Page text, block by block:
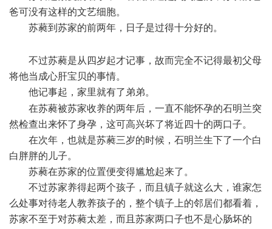
爸可没有这样的文艺细胞。
苏蕤到苏家的前两年，日子是过得十分好的。
不过苏蕤是从四岁起才记事，故而完全不记得最初父母
将他当成心肝宝贝的事情。
他记事起，家里就有了弟弟。
在苏蕤被苏家收养的两年后，一直不能怀孕的石明兰突
然检查出来怀了身孕，这可高兴坏了将近四十的两口子。
在次年，也就是苏蕤三岁的时候，石明兰生下了一个白
白胖胖的儿子。
苏蕤在苏家的位置便变得尴尬起来了。
不过苏家养得起两个孩子，而且镇子就这么大，谁家怎
么处事对待老人教养孩子的，整个镇子上的邻居们都看着，
苏家不至于对苏蕤太差，而且苏家两口子也不是心肠坏的